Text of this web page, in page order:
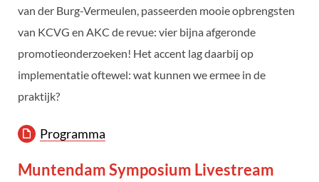
van der Burg-Vermeulen, passeerden mooie opbrengsten
van KCVG en AKC de revue: vier bijna afgeronde
promotieonderzoeken! Het accent lag daarbij op
implementatie oftewel: wat kunnen we ermee in de
praktijk?
Programma
Muntendam Symposium Livestream